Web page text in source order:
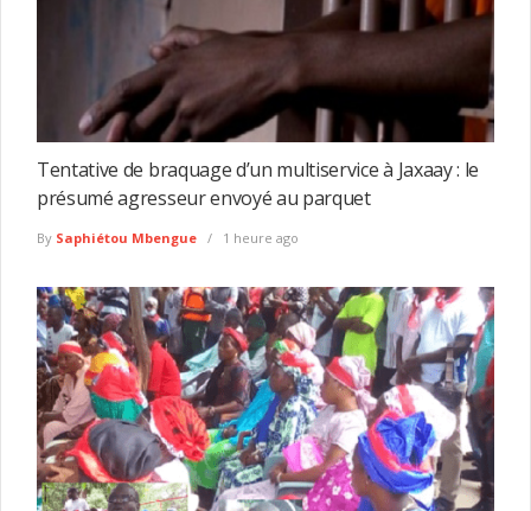
Tentative de braquage d’un multiservice à Jaxaay : le
présumé agresseur envoyé au parquet
By Saphiétou Mbengue 1 heure ago